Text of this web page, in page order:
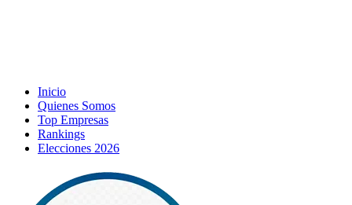
Inicio
Quienes Somos
Top Empresas
Rankings
Elecciones 2026